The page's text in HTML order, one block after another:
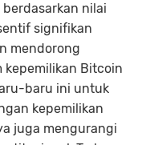
nilai
signifikan
mendorong
kepemilikan Bitcoin
baru ini untuk
kepemilikan
juga mengurangi